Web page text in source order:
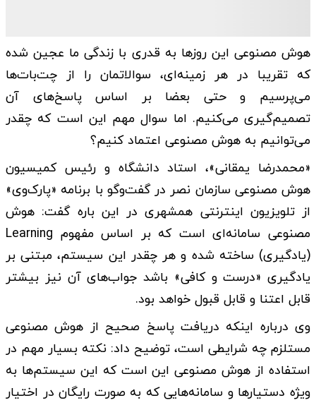
هوش مصنوعی این روزها به قدری با زندگی ما عجین شده
که تقریبا در هر زمینه‌ای، سوالاتمان را از چت‌بات‌ها
می‌پرسیم و حتی بعضا بر اساس پاسخ‌های آن
تصمیم‌گیری می‌کنیم. اما سوال مهم این است که چقدر
می‌توانیم به هوش مصنوعی اعتماد کنیم؟
«محمدرضا یمقانی»، استاد دانشگاه و رئیس کمیسیون
هوش مصنوعی سازمان نصر در گفت‌وگو با برنامه «پارک‌وی»
از تلویزیون اینترنتی همشهری در این باره گفت: هوش
مصنوعی سامانه‌ای است که بر اساس مفهوم Learning
(یادگیری) ساخته شده و هر چقدر این سیستم، مبتنی بر
یادگیری «درست‌ و کافی» باشد جواب‌های آن نیز بیشتر
قابل اعتنا و قابل قبول خواهد بود.
وی درباره اینکه دریافت پاسخ صحیح از هوش مصنوعی
مستلزم چه شرایطی است، توضیح داد: نکته بسیار مهم در
استفاده از هوش مصنوعی این است که این سیستم‌ها به
‌ویژه دستیارها و سامانه‌هایی که به صورت رایگان در اختیار